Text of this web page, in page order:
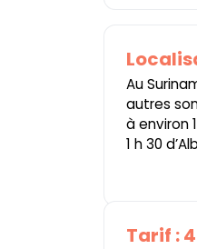
Au
autres
à environ
1 h 30
Tarif :